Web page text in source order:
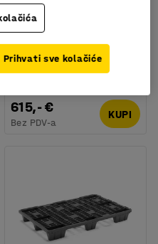
Složiva plastična paleta,
pola EUR palete,
800x600 mm, 20 u
pakiranju
Br. artikla:26665
615,- €
Bez PDV-a
KUPI
Prihvati sve kolačiće